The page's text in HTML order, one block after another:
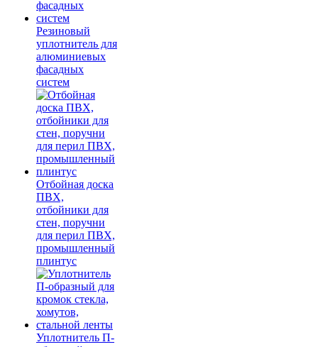
Резиновый
уплотнитель для
алюминиевых
фасадных
систем
Отбойная доска
ПВХ,
отбойники для
стен, поручни
для перил ПВХ,
промышленный
плинтус
Уплотнитель П-